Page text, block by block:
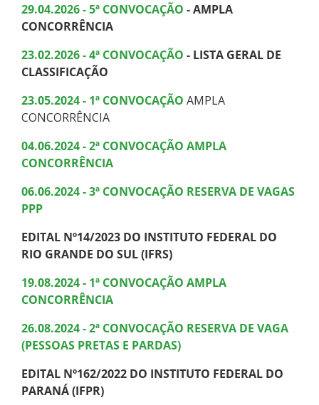
29.04.2026 - 5ª CONVOCAÇÃO - AMPLA
CONCORRÊNCIA
23.02.2026 - 4ª CONVOCAÇÃO - LISTA GERAL DE
CLASSIFICAÇÃO
23.05.2024 - 1ª CONVOCAÇÃO AMPLA
CONCORRÊNCIA
04.06.2024 - 2ª CONVOCAÇÃO AMPLA
CONCORRÊNCIA
06.06.2024 - 3ª CONVOCAÇÃO RESERVA DE VAGAS
PPP
EDITAL Nº14/2023 DO INSTITUTO FEDERAL DO
RIO GRANDE DO SUL (IFRS)
19.08.2024 - 1ª CONVOCAÇÃO AMPLA
CONCORRÊNCIA
26.08.2024 - 2ª CONVOCAÇÃO RESERVA DE VAGA
(PESSOAS PRETAS E PARDAS)
EDITAL Nº162/2022 DO INSTITUTO FEDERAL DO
PARANÁ (IFPR)